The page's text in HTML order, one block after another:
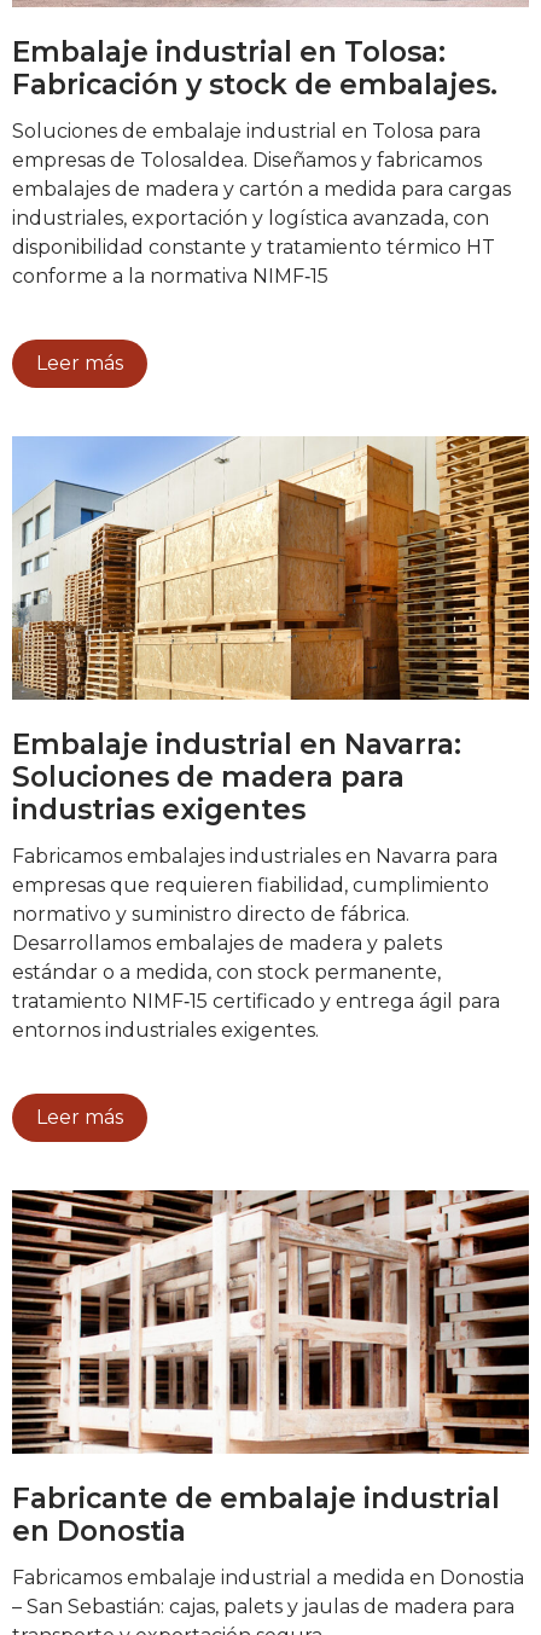
Embalaje industrial en Tolosa:
Fabricación y stock de embalajes.
Soluciones de embalaje industrial en Tolosa para
empresas de Tolosaldea. Diseñamos y fabricamos
embalajes de madera y cartón a medida para cargas
industriales, exportación y logística avanzada, con
disponibilidad constante y tratamiento térmico HT
conforme a la normativa NIMF‑15
Leer más
Embalaje industrial en Navarra:
Soluciones de madera para
industrias exigentes
Fabricamos embalajes industriales en Navarra para
empresas que requieren fiabilidad, cumplimiento
normativo y suministro directo de fábrica.
Desarrollamos embalajes de madera y palets
estándar o a medida, con stock permanente,
tratamiento NIMF‑15 certificado y entrega ágil para
entornos industriales exigentes.
Leer más
Fabricante de embalaje industrial
en Donostia
Fabricamos embalaje industrial a medida en Donostia
– San Sebastián: cajas, palets y jaulas de madera para